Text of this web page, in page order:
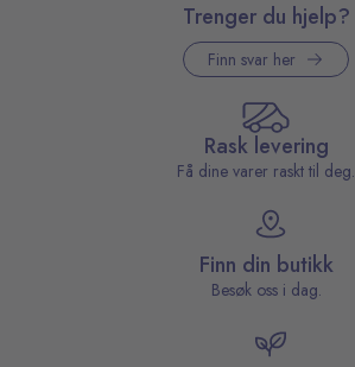
Trenger du hjelp?
Finn svar her
Rask levering
Få dine varer raskt til deg.
Finn din butikk
Besøk oss i dag.